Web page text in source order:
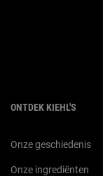
ONTDEK KIEHL'S
Onze geschiedenis
Onze ingrediënten